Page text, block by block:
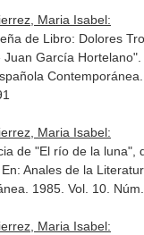
Maria Isabel:
de Libro: Dolores
Juan García Hortelano".
Contemporánea
Maria Isabel:
de "El río de la luna",
En: Anales de la
. 1985. Vol. 10.
Maria Isabel: